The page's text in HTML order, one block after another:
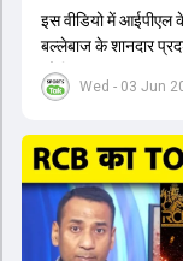
Wed - 03 Jun
इस वीडियो में आईपीएल
बल्लेबाज के शानदार
सौ छिहत्तर रन
किया है। वीडियो में
ऑस्ट्रेलियाई कप्तान के
संदेह था, लेकिन अब
गेंद को बाउंड्री के काफी
ने कहा कि टूर्नामेंट
युवा खिलाड़ी का